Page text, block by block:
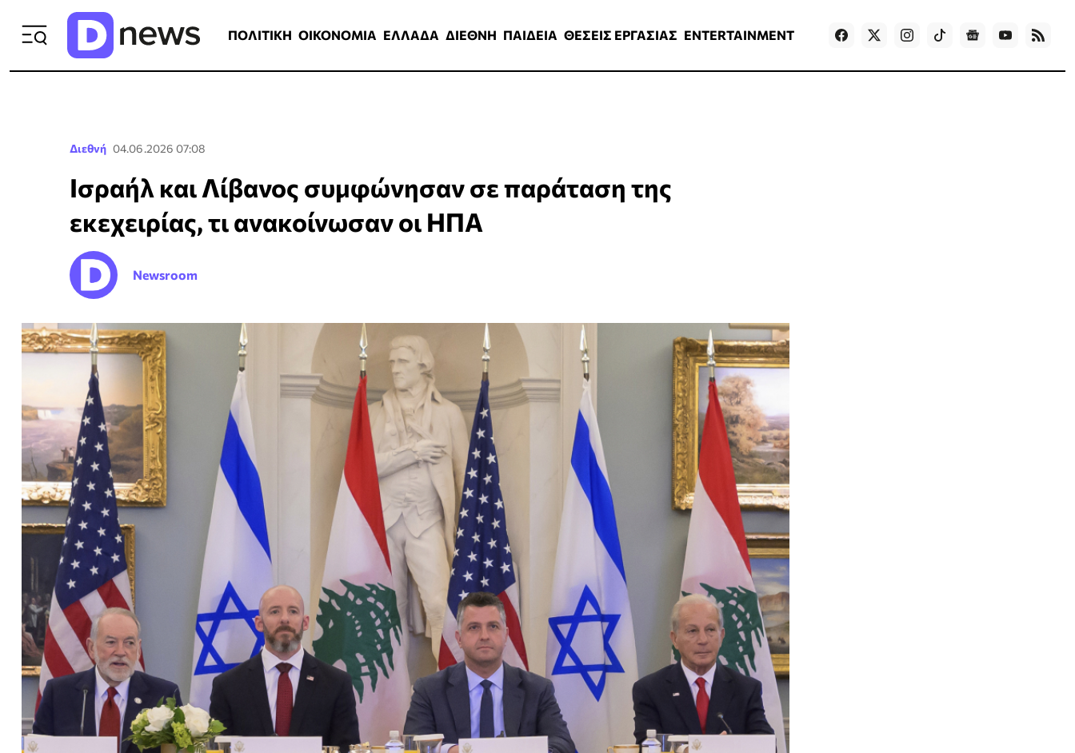
ΠΟΛΙΤΙΚΗ ΟΙΚΟΝΟΜΙΑ ΕΛΛΑΔΑ ΔΙΕΘΝΗ ΠΑΙΔΕΙΑ ΘΕΣΕΙΣ ΕΡΓΑΣΙΑΣ ENTERTAINMENT Games
Διεθνή 04.06.2026 07:08
Ισραήλ και Λίβανος συμφώνησαν σε παράταση της
εκεχειρίας, τι ανακοίνωσαν οι ΗΠΑ
Newsroom